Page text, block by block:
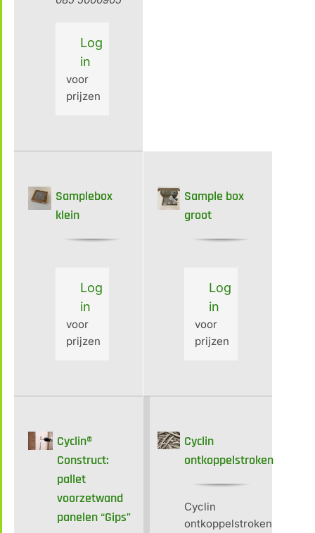
Log
in
voor
prijzen
Samplebox
klein
Log
in
voor
prijzen
Sample box
groot
Log
in
voor
prijzen
Cyclin®
Construct:
pallet
voorzetwand
panelen “Gips”
Cyclin
ontkoppelstroken
Cyclin
ontkoppelstroken